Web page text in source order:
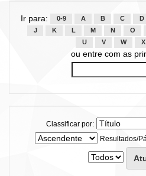
Ir para: 0-9 A B C D
J
K L M N O
U
V W X
ou entre com as
Classificar por:
Resultados/